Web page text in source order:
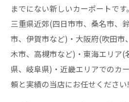
までにない新しいカーポートです。
三重県近郊(四日市市、桑名市、
市、伊賀市など)・大阪府(吹田市
木市、高槻市など)・東海エリア(
県、岐阜県)・近畿エリアでのカ
頼と実績の当店にお任せください